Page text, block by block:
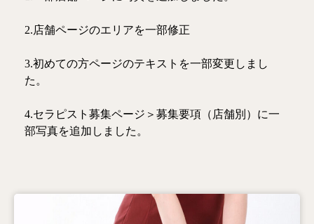
2.店舗ページのエリアを一部修正
3.初めての方ページのテキストを一部変更しまし
た。
4.セラピスト募集ページ＞募集要項（店舗別）に一
部写真を追加しました。